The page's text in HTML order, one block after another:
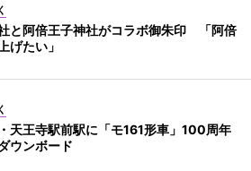
と阿倍王子神社がコラボ御朱印 「阿倍
げたい」
天王寺駅前駅に「モ161形車」100周年
ウンボード